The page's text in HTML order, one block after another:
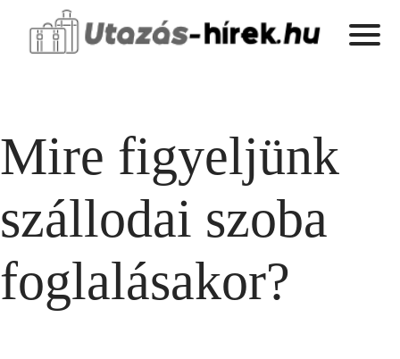
Mire figyeljünk
szállodai szoba
foglalásakor?